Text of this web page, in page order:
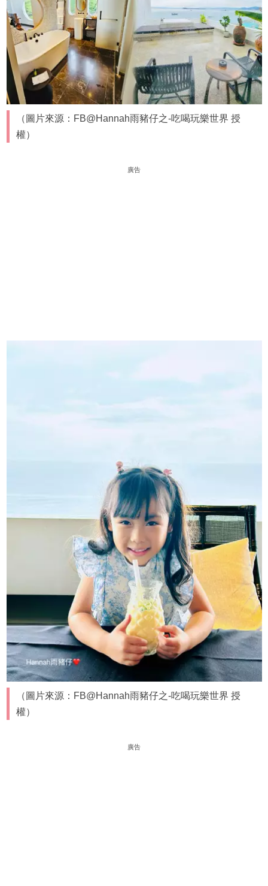
（圖片來源：FB@Hannah雨豬仔之-吃喝玩樂世界 授
權）
廣告
（圖片來源：FB@Hannah雨豬仔之-吃喝玩樂世界 授
權）
廣告